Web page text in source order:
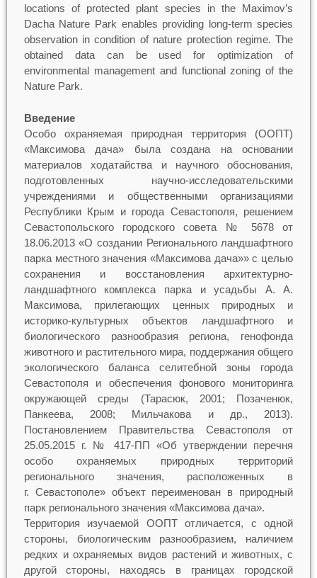
locations of protected plant species in the Maximov’s
Dacha Nature Park enables providing long-term species
observation in condition of nature protection regime. The
obtained data can be used for optimization of
environmental management and functional zoning of the
Nature Park.
Введение
Особо охраняемая природная территория (ООПТ)
«Максимова дача» была создана на основании
материалов ходатайства и научного обоснования,
подготовленных научно-исследовательскими
учреждениями и общественными организациями
Республики Крым и города Севастополя, решением
Севастопольского городского совета № 5678 от
18.06.2013 «О создании Регионального ландшафтного
парка местного значения «Максимова дача»» с целью
сохранения и восстановления архитектурно-
ландшафтного комплекса парка и усадьбы А. А.
Максимова, прилегающих ценных природных и
историко-культурных объектов ландшафтного и
биологического разнообразия региона, генофонда
животного и растительного мира, поддержания общего
экологического баланса селитебной зоны города
Севастополя и обеспечения фонового мониторинга
окружающей среды (Тарасюк, 2001; Позаченюк,
Панкеева, 2008; Мильчакова и др., 2013).
Постановлением Правительства Севастополя от
25.05.2015 г. № 417-ПП «Об утверждении перечня
особо охраняемых природных территорий
регионального значения, расположенных в
г. Севастополе» объект переименован в природный
парк регионального значения «Максимова дача».
Территория изучаемой ООПТ отличается, с одной
стороны, биологическим разнообразием, наличием
редких и охраняемых видов растений и животных, с
другой стороны, находясь в границах городской